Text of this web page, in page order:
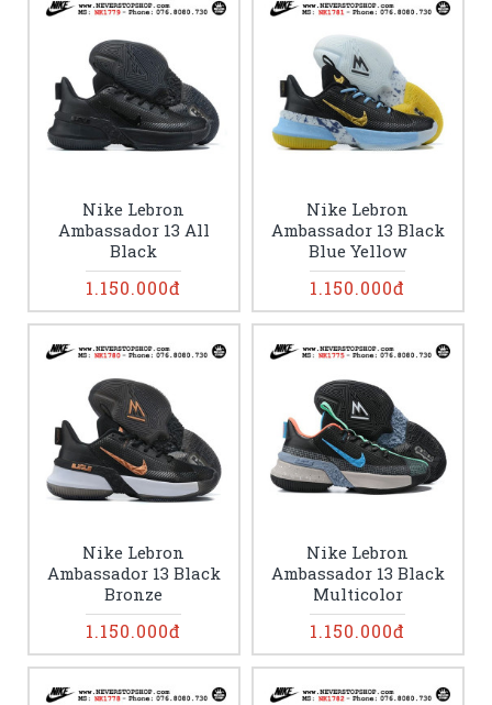
Nike Lebron
Ambassador 13 All
Black
1.150.000đ
Nike Lebron
Ambassador 13 Black
Blue Yellow
1.150.000đ
Nike Lebron
Ambassador 13 Black
Bronze
1.150.000đ
Nike Lebron
Ambassador 13 Black
Multicolor
1.150.000đ